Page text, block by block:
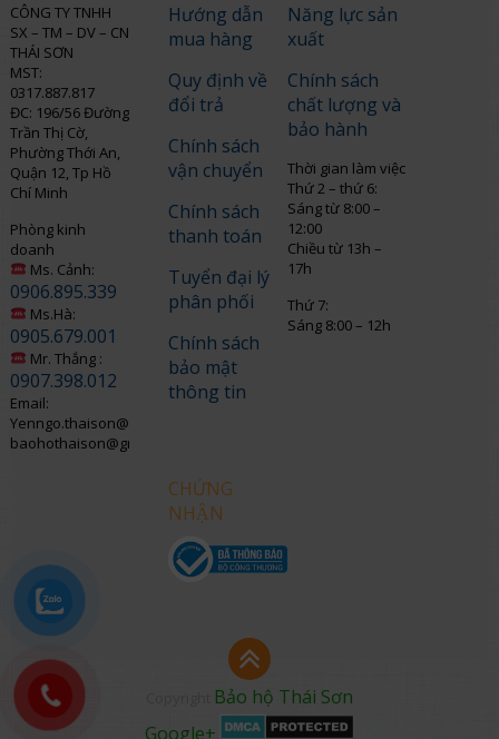
CÔNG TY TNHH
SX – TM – DV – CN
THÁI SƠN
MST:
0317.887.817
ĐC: 196/56 Đường
Trần Thị Cờ,
Phường Thới An,
Quận 12, Tp Hồ
Chí Minh
Phòng kinh
doanh
Ms. Cảnh:
0906.895.339
Ms.Hà:
0905.679.001
Mr. Thắng :
0907.398.012
Email:
Yenngo.thaison@gmail.com
baohothaison@gmail.com
Hướng dẫn
mua hàng
Quy định về
đổi trả
Chính sách
vận chuyển
Chính sách
thanh toán
Tuyển đại lý
phân phối
Chính sách
bảo mật
thông tin
CHỨNG
NHẬN
Năng lực sản
xuất
Chính sách
chất lượng và
bảo hành
Thời gian làm việc
Thứ 2 – thứ 6:
Sáng từ 8:00 –
12:00
Chiều từ 13h –
17h
Thứ 7:
Sáng 8:00 – 12h
Bảo hộ Thái Sơn
Google+